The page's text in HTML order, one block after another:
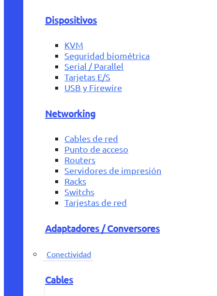
Dispositivos
KVM
Seguridad biométrica
Serial / Parallel
Tarjetas E/S
USB y Firewire
Networking
Cables de red
Punto de acceso
Routers
Servidores de impresión
Racks
Switchs
Tarjestas de red
Adaptadores / Conversores
Conectividad
Cables